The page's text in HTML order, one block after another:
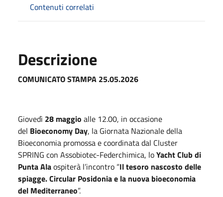
Contenuti correlati
Descrizione
COMUNICATO STAMPA 25.05.2026
Giovedì 28 maggio alle 12.00, in occasione
del Bioeconomy Day, la Giornata Nazionale della
Bioeconomia promossa e coordinata dal Cluster
SPRING con Assobiotec-Federchimica, loYacht Club di
Punta Alaospiterà l’incontro “Il tesoro nascosto delle
spiagge. Circular Posidonia e la nuova bioeconomia
del Mediterraneo”.